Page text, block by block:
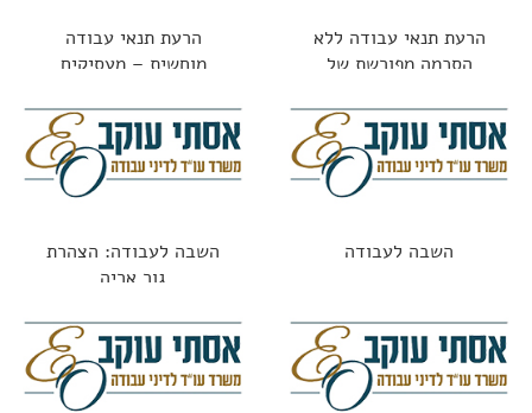
הרעת תנאי עבודה ללא
הסכמה מפורשת של
הרעת תנאי עבודה
מוחשית – מעסיקים
השבה לעבודה
השבה לעבודה: הצהרת
גור אריה